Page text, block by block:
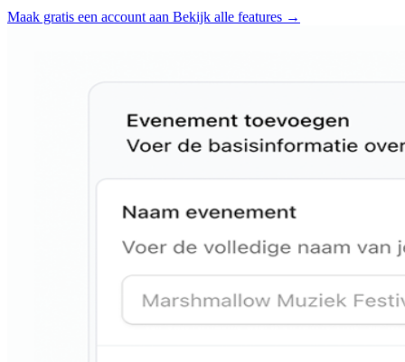
Maak gratis een account aan Bekijk alle features →